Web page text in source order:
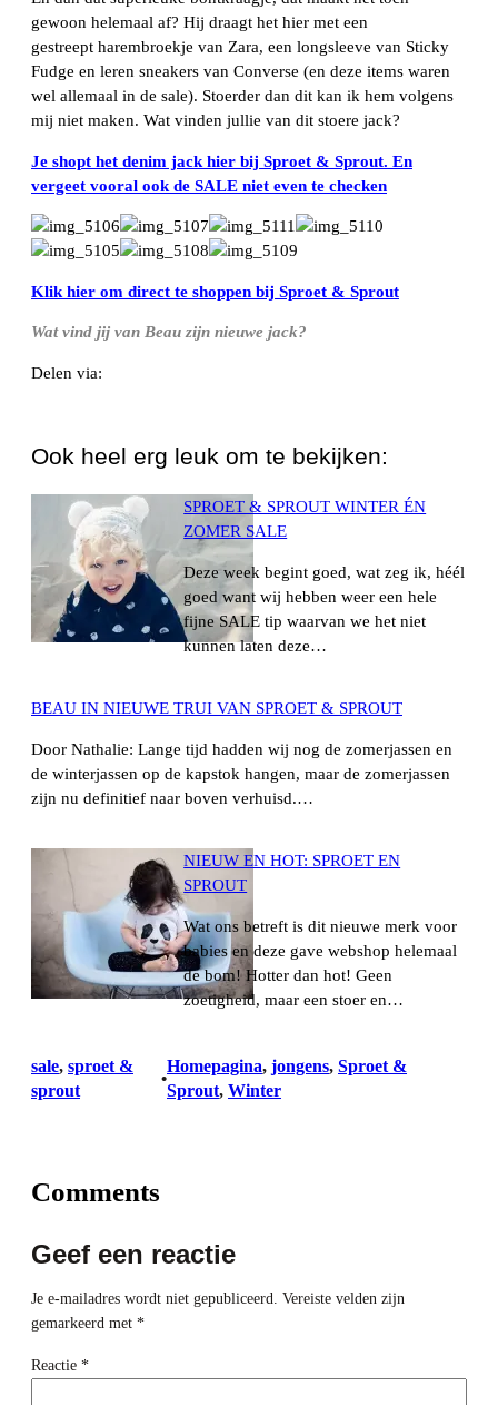
gewoon helemaal af? Hij draagt het hier met een
gestreept harembroekje van Zara, een longsleeve van Sticky
Fudge en leren sneakers van Converse (en deze items waren
wel allemaal in de sale). Stoerder dan dit kan ik hem volgens
mij niet maken. Wat vinden jullie van dit stoere jack?
Je shopt het denim jack hier bij Sproet & Sprout. En
vergeet vooral ook de SALE niet even te checken
Klik hier om direct te shoppen bij Sproet & Sprout
Wat vind jij van Beau zijn nieuwe jack?
Delen via:
Ook heel erg leuk om te bekijken:
SPROET & SPROUT WINTER ÉN
ZOMER SALE
Deze week begint goed, wat zeg ik, héél
goed want wij hebben weer een hele
fijne SALE tip waarvan we het niet
kunnen laten deze…
BEAU IN NIEUWE TRUI VAN SPROET & SPROUT
Door Nathalie: Lange tijd hadden wij nog de zomerjassen en
de winterjassen op de kapstok hangen, maar de zomerjassen
zijn nu definitief naar boven verhuisd.…
NIEUW EN HOT: SPROET EN
SPROUT
Wat ons betreft is dit nieuwe merk voor
babies en deze gave webshop helemaal
de bom! Hotter dan hot! Geen
zoetigheid, maar een stoer en…
sale, sproet &
sprout
•
Homepagina, jongens, Sproet &
Sprout, Winter
Comments
Geef een reactie
Je e-mailadres wordt niet gepubliceerd. Vereiste velden zijn
gemarkeerd met *
Reactie *